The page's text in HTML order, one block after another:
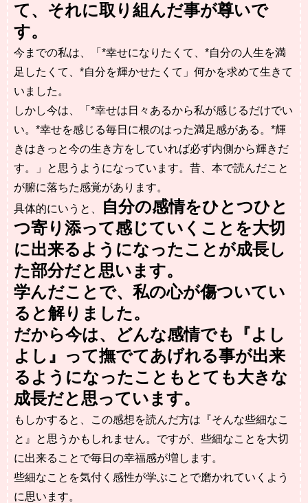
て、それに取り組んだ事が尊いで
す。
今までの私は、「 *幸せになりたくて、 *自分の人生を満
足したくて、 *自分を輝かせたくて」 何かを求めて生きて
いました。
しかし今は、「 *幸せは日々あるから私が感じるだけでい
い。 *幸せを感じる毎日に根のはった満足感がある。 *輝
きはきっと今の生き方をしていれば必ず内側から輝きだ
す。」
と思うようになっています。 昔、本で読んだこと
が腑に落ちた感覚があります。
具体的にいうと、
自分の感情をひとつひと
つ寄り添って感じていくことを大切
に出来るようになったことが成長し
た部分だと思います。
学んだことで、私の心が傷ついてい
ると解りました。
だから今は、どんな感情でも『よし
よし』って撫でてあげれる事が出来
るようになったこともとても大きな
成長だと 思っています。
もしかすると、この感想を読んだ方は『そんな些細なこ
と』と思うかもしれません。 ですが、些細なことを大切
に出来ることで毎日の幸福感が増します。
些細なことを気付く感性が学ぶことで磨かれていくよう
に思います。